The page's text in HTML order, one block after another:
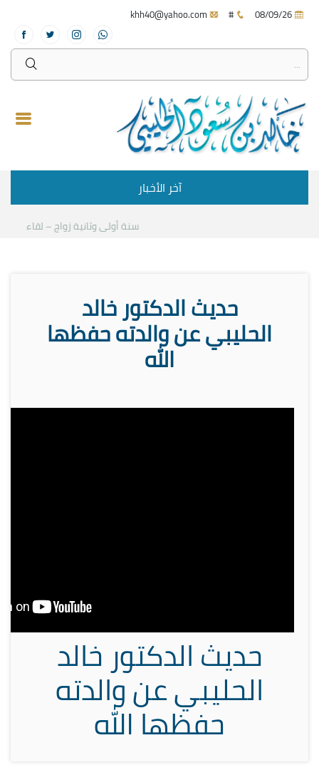
#
آخر الأخبار
سنة أولى وثانية زواج – لقاء مع
حديث الدكتور خالد
الحليبي عن والدته حفظها
الله
حديث الدكتور خالد
الحليبي عن والدته
حفظها الله